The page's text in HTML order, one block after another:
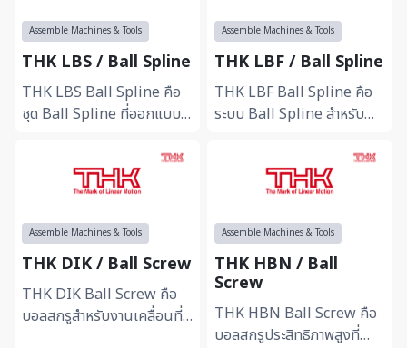
Assemble Machines & Tools
THK LBS / Ball Spline
THK LBS Ball Spline คือ
ชุด Ball Spline ที่ออกแบบ
เส้นและแรงบิดอย่างแม่นยำ
พร้อมช่วยลดแรงเสียด...
Assemble Machines & Tools
THK LBF / Ball Spline
THK LBF Ball Spline คือ
ระบบ Ball Spline สำหรับ
การเคลื่อนที่เชิงเส้นอย่าง
แม่นยำและเสถียร รองรับ
Assemble Machines & Tools
THK DIK / Ball Screw
THK DIK Ball Screw คือ
บอลสกรูสำหรับงานเคลื่อนที่
Assemble Machines & Tools
THK HBN / Ball
Screw
THK HBN Ball Screw คือ
บอลสกรูประสิทธิภาพสูงที่